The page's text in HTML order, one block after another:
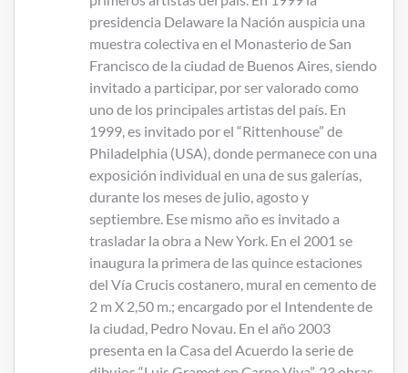
presidencia Delaware la Nación auspicia una
muestra colectiva en el Monasterio de San
Francisco de la ciudad de Buenos Aires, siendo
invitado a participar, por ser valorado como
uno de los principales artistas del país. En
1999, es invitado por el “Rittenhouse” de
Philadelphia (USA), donde permanece con una
exposición individual en una de sus galerías,
durante los meses de julio, agosto y
septiembre. Ese mismo año es invitado a
trasladar la obra a New York. En el 2001 se
inaugura la primera de las quince estaciones
del Vía Crucis costanero, mural en cemento de
2 m X 2,50 m.; encargado por el Intendente de
la ciudad, Pedro Novau. En el año 2003
presenta en la Casa del Acuerdo la serie de